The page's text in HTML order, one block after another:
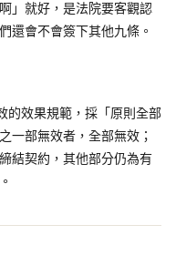
」就好，是法院要客觀認
還會不會簽下其他九條。
的效果規範，採「原則全部
一部無效者，全部無效；
結契約，其他部分仍為有